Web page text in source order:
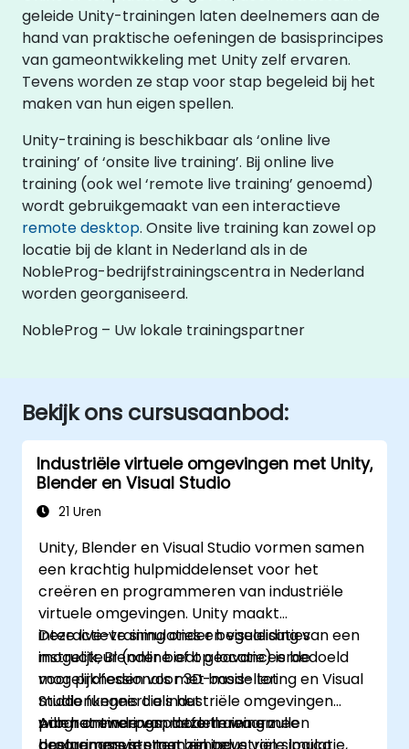
geleide Unity-trainingen laten deelnemers aan de
hand van praktische oefeningen de basisprincipes
van gameontwikkeling met Unity zelf ervaren.
Tevens worden ze stap voor stap begeleid bij het
maken van hun eigen spellen.
Unity-training is beschikbaar als ‘online live
training’ of ‘onsite live training’. Bij online live
training (ook wel ‘remote live training’ genoemd)
wordt gebruikgemaakt van een interactieve
remote desktop. Onsite live training kan zowel op
locatie bij de klant in Nederland als in de
NobleProg-bedrijfstrainingscentra in Nederland
worden georganiseerd.
NobleProg – Uw lokale trainingspartner
Bekijk ons cursusaanbod:
Industriële virtuele omgevingen met Unity,
Blender en Visual Studio
21 Uren
Unity, Blender en Visual Studio vormen samen
een krachtig hulpmiddelenset voor het
creëren en programmeren van industriële
virtuele omgevingen. Unity maakt
interactieve simulaties en visualisaties
mogelijk, Blender biedt geavanceerde
mogelijkheden voor 3D-modellering en Visual
Studio fungeert als het
programmeringsplatform waarmee
Deze live-training onder begeleiding van een
instructeur (online of op locatie) is bedoeld
voor professionals met basis- tot
middenkennis die industriële omgevingen
willen ontwerpen, modelleren en
Aan het einde van deze training zullen